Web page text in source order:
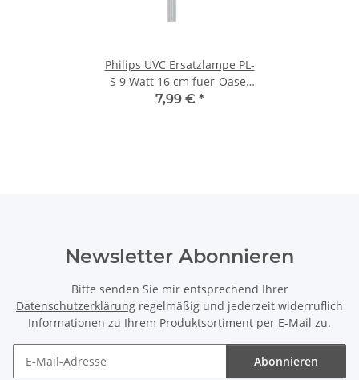
Philips UVC Ersatzlampe PL-
S 9 Watt 16 cm fuer-Oase-
Btron-Vitronic-Teichklaerer
7,99 € *
Newsletter Abonnieren
Bitte senden Sie mir entsprechend Ihrer
Datenschutzerklärung regelmäßig und jederzeit widerruflich
Informationen zu Ihrem Produktsortiment per E-Mail zu.
Abonnieren